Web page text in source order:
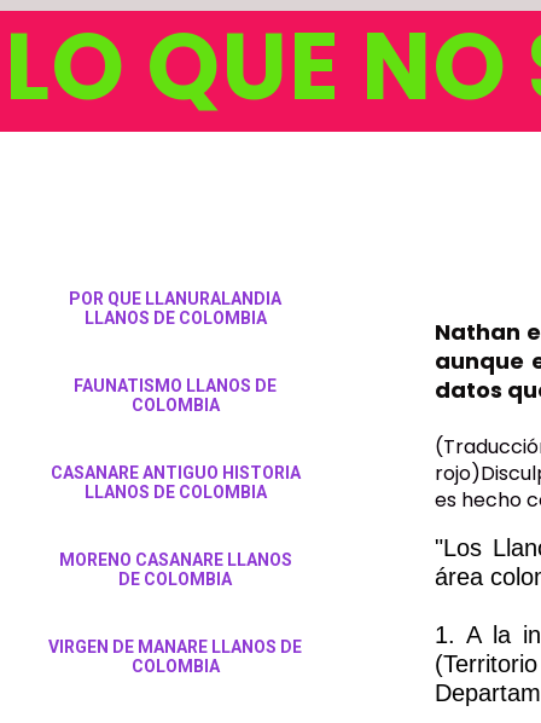
LO QUE
POR QUE LLANURALANDIA
LLANOS DE COLOMBIA
FAUNATISMO LLANOS DE
COLOMBIA
CASANARE ANTIGUO HISTORIA
LLANOS DE COLOMBIA
MORENO CASANARE LLANOS
DE COLOMBIA
VIRGEN DE MANARE LLANOS DE
COLOMBIA
Nathan
aunque
datos
es hecho
"Los
área
1. A la